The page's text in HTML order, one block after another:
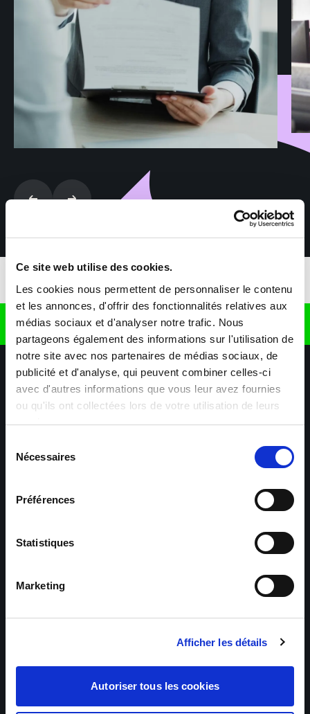
Ce site web utilise des cookies.
Les cookies nous permettent de personnaliser le contenu
et les annonces, d'offrir des fonctionnalités relatives aux
médias sociaux et d'analyser notre trafic. Nous
partageons également des informations sur l'utilisation de
notre site avec nos partenaires de médias sociaux, de
publicité et d'analyse, qui peuvent combiner celles-ci
avec d'autres informations que vous leur avez fournies
ou qu'ils ont collectées lors de votre utilisation de leurs
services.
Nécessaires
Préférences
Statistiques
Marketing
Afficher les détails
Autoriser tous les cookies
Retrouvez nous sur
Nos agences Aide & Contact
Maxiplan
Mulhouse – Industrie,
Logistique, Transport et
Bâtiment et Tertiaire
Logistique, Bâtiment et
Guebwiller – Industrie,
Experts Paris – Tertiaire,
Cadres
Experts Strasbourg –
Illkirch-Graffenstaden
Experts Saint-Louis –
Tertiaire, Techniciens,
Ingénieurs et Cadres